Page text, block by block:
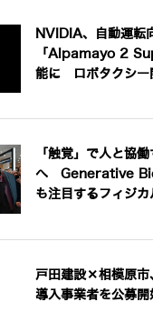
NVIDIA、自動運転
「Alpamayo 2
能に ロボタクシー
「触覚」で人と協
へ Generative
も注目するフィジカ
戸田建設×相模原市
導入事業者を公募